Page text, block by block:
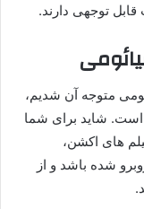
توجهی دارند.
متوجه آن شدیم،
است. شاید برای شما
های اکشن،
شده باشد و از